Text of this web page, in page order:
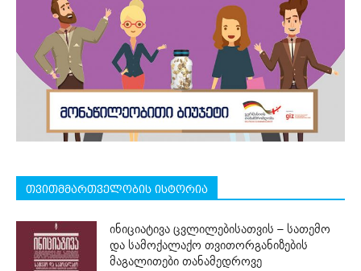
თვითმმართველობის ისტორია
ინიციატივა ცვლილებისათვის – სათემო
და სამოქალაქო თვითორგანიზების
მაგალითები თანამედროვე